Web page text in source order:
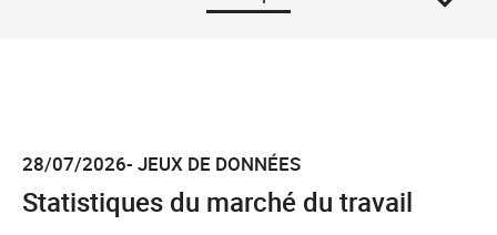
28/07/2026- JEUX DE DONNÉES
Statistiques du marché du travail